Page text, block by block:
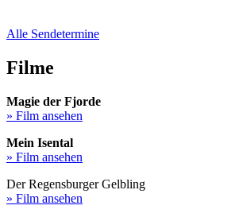
Alle Sendetermine
Filme
Magie der Fjorde
» Film ansehen
Mein Isental
» Film ansehen
Der Regensburger Gelbling
» Film ansehen